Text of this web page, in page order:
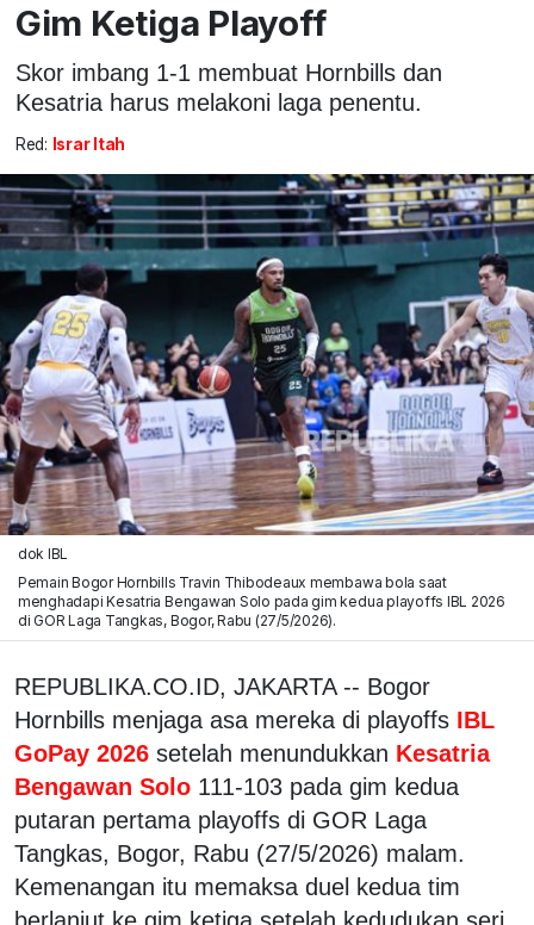
Gim Ketiga Playoff
Skor imbang 1-1 membuat Hornbills dan
Kesatria harus melakoni laga penentu.
Red: Israr Itah
dok IBL
Pemain Bogor Hornbills Travin Thibodeaux membawa bola saat
menghadapi Kesatria Bengawan Solo pada gim kedua playoffs IBL 2026
di GOR Laga Tangkas, Bogor, Rabu (27/5/2026).
REPUBLIKA.CO.ID, JAKARTA -- Bogor
Hornbills menjaga asa mereka di playoffs IBL
GoPay 2026 setelah menundukkan Kesatria
Bengawan Solo 111-103 pada gim kedua
putaran pertama playoffs di GOR Laga
Tangkas, Bogor, Rabu (27/5/2026) malam.
Kemenangan itu memaksa duel kedua tim